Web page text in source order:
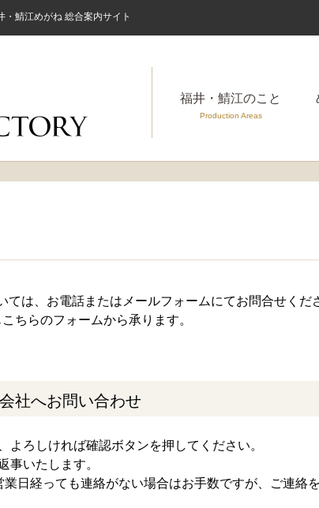
鯖江めがね 総合案内サイト
福井・鯖江のこと
Production Areas
ては、お電話またはメールフォームにてお問合せくだ
ちらのフォームから承ります。
社へお問い合わせ
よろしければ確認ボタンを押してください。
事いたします。
日経っても連絡がない場合はお手数ですが、ご連絡